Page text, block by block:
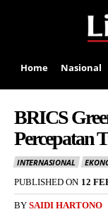
Home Nasional
BRICS
Percepatan
INTERNASIONAL
PUBLISHED ON 12
BY SAIDI HARTONO